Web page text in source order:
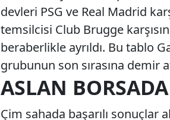
devleri PSG ve Real Madrid
temsilcisi Club Brugge
beraberlikle ayrıldı. Bu tablo
grubunun son sırasına demir
ASLAN
Çim sahada başarılı sonuçlar